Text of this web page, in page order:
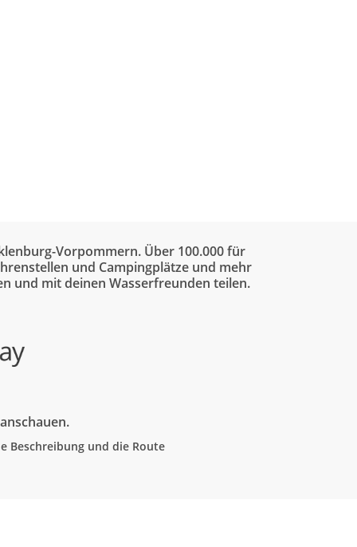
Vorpommern. Über 100.000 für
und Campingplätze und mehr
und mit deinen Wasserfreunden teilen.
Beschreibung und die Route